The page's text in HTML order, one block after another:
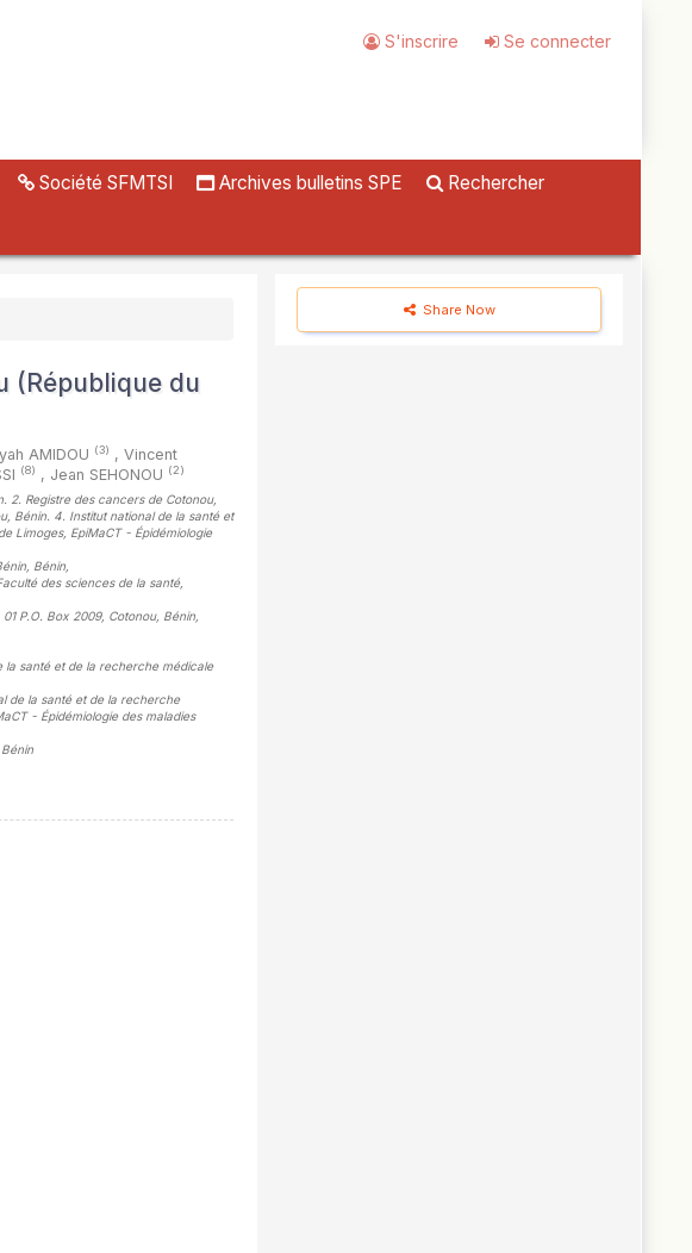
S'inscrire Se connecter
Société SFMTSI Archives bulletins SPE Rechercher
(République du
AMIDOU (3) , Vincent
(8) , Jean SEHONOU (2)
2. Registre des cancers de Cotonou,
Bénin. 4. Institut national de la santé et
Limoges, EpiMaCT - Épidémiologie
Bénin
des sciences de la santé,
P.O. Box 2009, Cotonou, Bénin,
la santé et de la recherche médicale
de la santé et de la recherche
- Épidémiologie des maladies
Share Now